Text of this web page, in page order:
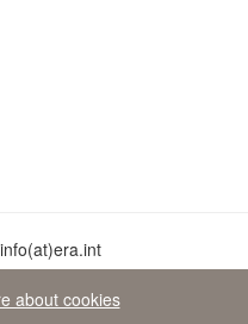
about cookies